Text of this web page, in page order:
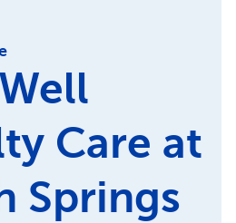
Care at
Springs